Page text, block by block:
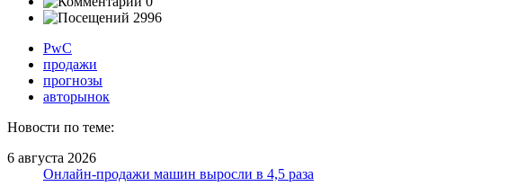
2996
PwC
продажи
прогнозы
авторынок
Новости по теме:
6 августа 2026
Онлайн-продажи машин выросли в 4,5 раза